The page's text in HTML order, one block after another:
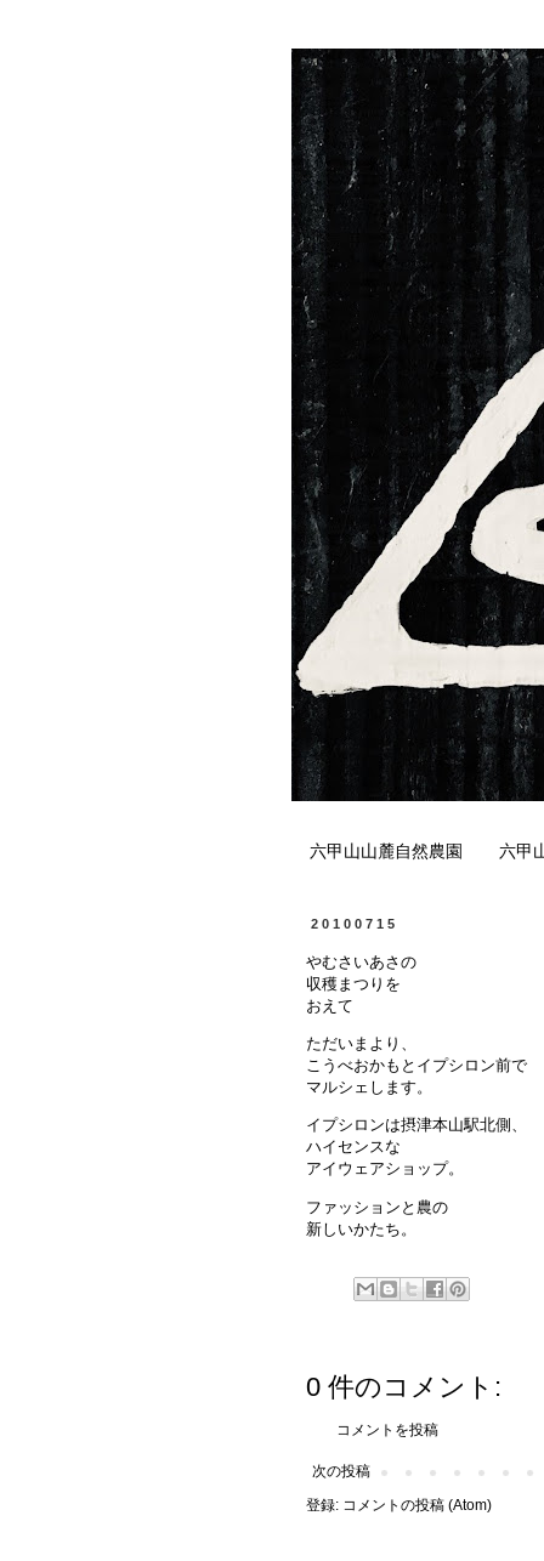
六甲山山麓自然農園 六甲
20100715
やむさいあさの
収穫まつりを
おえて
ただいまより、
こうべおかもとイプシロン前で
マルシェします。
イプシロンは摂津本山駅北側、
ハイセンスな
アイウェアショップ。
ファッションと農の
新しいかたち。
0 件のコメント:
コメントを投稿
次の投稿
登録: コメントの投稿 (Atom)